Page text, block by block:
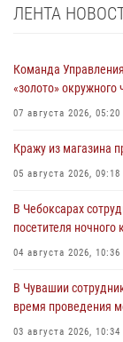
ЛЕНТА
Команда
«золото»
07 августа 2026, 05:20
Кражу из магазина
05 августа 2026, 09:18
В Чебоксарах
посетителя ночного
04 августа 2026, 10:36
В Чувашии
время проведения
03 августа 2026, 10:34